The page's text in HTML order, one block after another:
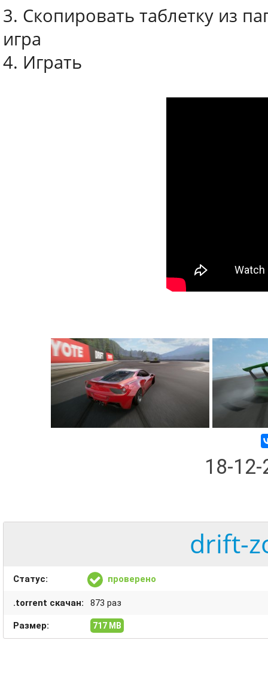
3. Скопировать таблетку из
игра
4. Играть
18-
drift-
Статус: проверено
.torrent скачан: 873 раз
Размер: 717 MB